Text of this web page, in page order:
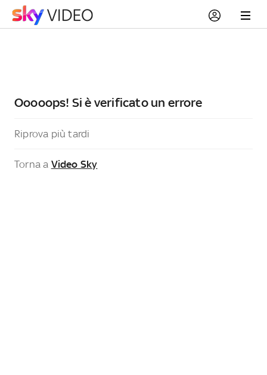
Ooooops! Si è verificato un errore
Riprova più tardi
Torna a Video Sky